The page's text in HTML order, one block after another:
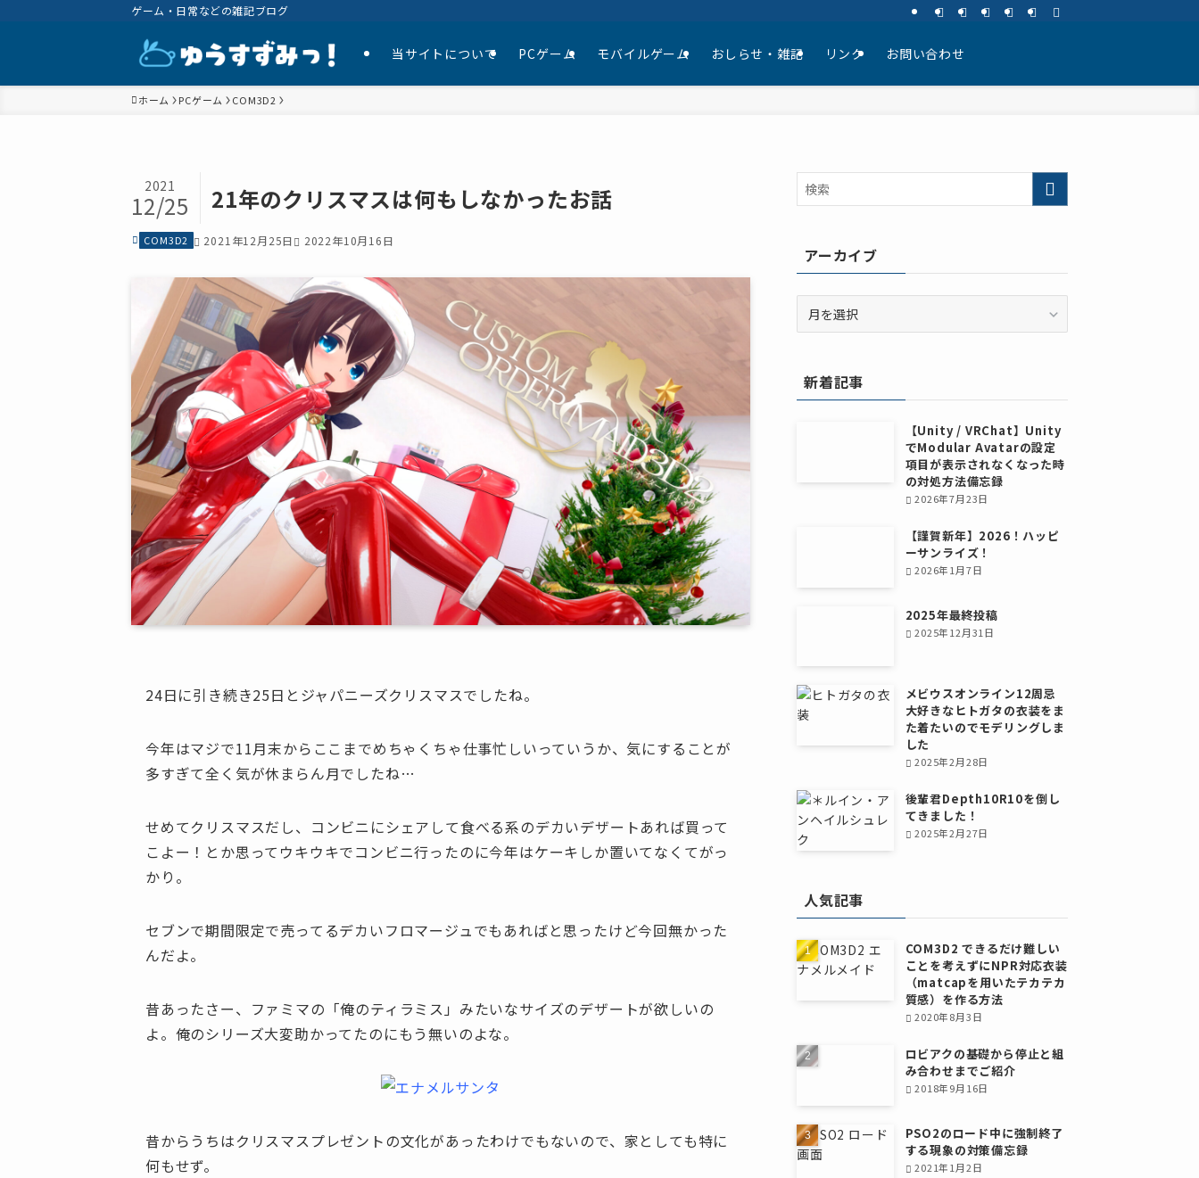
ゲーム・日常などの雑記ブログ
当サイトについて PCゲーム モバイルゲーム おしらせ・雑記 リンク お問い合わせ
ホーム PCゲーム COM3D2
21年のクリスマスは何もしなかったお話
2021
12/25
COM3D2 2021年12月25日 2022年10月16日
24日に引き続き25日とジャパニーズクリスマスでしたね。
今年はマジで11月末からここまでめちゃくちゃ仕事忙しいっていうか、気にすることが
多すぎて全く気が休まらん月でしたね…
せめてクリスマスだし、コンビニにシェアして食べる系のデカいデザートあれば買って
こよー！とか思ってウキウキでコンビニ行ったのに今年はケーキしか置いてなくてがっ
かり。
セブンで期間限定で売ってるデカいフロマージュでもあればと思ったけど今回無かった
んだよ。
昔あったさー、ファミマの「俺のティラミス」みたいなサイズのデザートが欲しいの
よ。俺のシリーズ大変助かってたのにもう無いのよな。
昔からうちはクリスマスプレゼントの文化があったわけでもないので、家としても特に
何もせず。
アーカイブ
ー
ブ
新着記事
【Unity / VRChat】Unity
でModular Avatarの設定
項目が表示されなくなった時
の対処方法備忘録
2026年7月23日
【謹賀新年】2026！ハッピ
ーサンライズ！
2026年1月7日
2025年最終投稿
2025年12月31日
メビウスオンライン12周忌
大好きなヒトガタの衣装をま
た着たいのでモデリングしま
した
2025年2月28日
後輩君Depth10R10を倒し
てきました！
2025年2月27日
人気記事
COM3D2 できるだけ難しい
ことを考えずにNPR対応衣装
（matcapを用いたテカテカ
質感）を作る方法
2020年8月3日
ロビアクの基礎から停止と組
み合わせまでご紹介
2018年9月16日
PSO2のロード中に強制終了
する現象の対策備忘録
2021年1月2日